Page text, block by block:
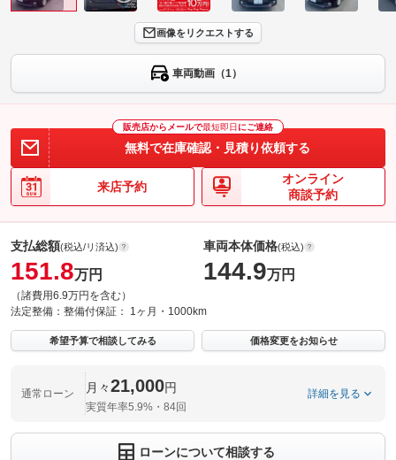
画像をリクエストする
車両動画（1）
販売店からメールで最短即日 にご連絡
無料で在庫確認・見積り依頼する
来店予約
オンライン
商談予約
支払総額(税込/リ済込)
151.8万円
（諸費用6.9万円を含む）
車両本体価格(税込)
144.9万円
法定整備： 整備付保証： 1ヶ月・1000km
希望予算で相談してみる 価格変更をお知らせ
通常ローン 月々21,000円
実質年率5.9%・84回
詳細を見る
ローンについて相談する